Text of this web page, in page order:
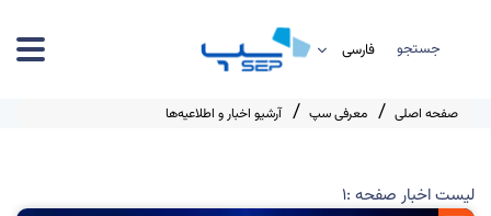
جستجو
صفحه اصلی معرفی سپ آرشیو اخبار و اطلاعیه‌ها
لیست اخبار صفحه :1